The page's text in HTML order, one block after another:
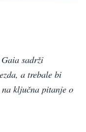
sadrži
a trebale bi
ključna pitanje o